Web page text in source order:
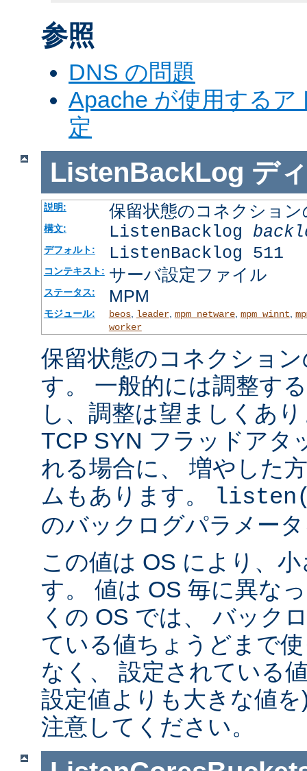
参照
DNS の問題
Apache が使用する
定
ListenBackLog デ
説明: 保留状態のコネクショ
構文: ListenBacklog
デフォルト: ListenBacklog 511
コンテキスト: サーバ設定ファイル
ステータス: MPM
モジュール: beos, leader, mpm_netware, mpm_winnt,
worker
保留状態のコネクショ
す。 一般的には調整す
し、調整は望ましくあ
TCP SYN フラッドアタ
れる場合に、 増やした
ムもあります。
のバックログパラメー
この値は OS により、
す。 値は OS 毎に異な
くの OS では、 バック
ている値ちょうどまで
なく、 設定されている
設定値よりも大きな値
注意してください。